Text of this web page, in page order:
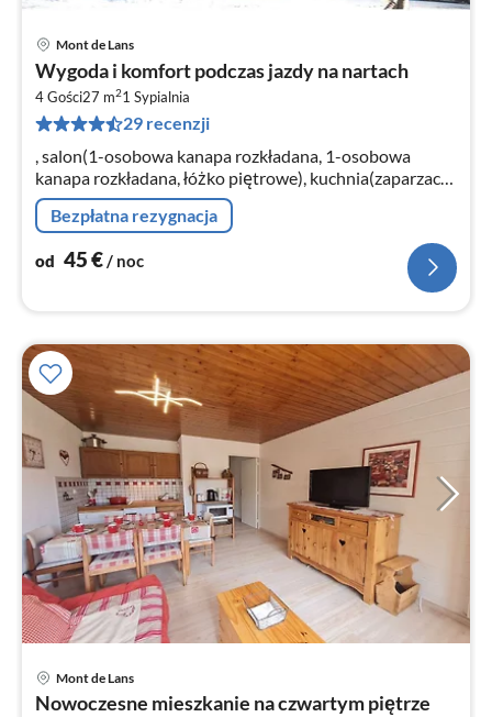
Mont de Lans
Wygoda i komfort podczas jazdy na nartach
4 Gości27 m21 Sypialnia
29 recenzji
, salon(1-osobowa kanapa rozkładana, 1-osobowa
kanapa rozkładana, łóżko piętrowe), kuchnia(zaparzacz
do kawy, kuchenka mikrofalowa, zmywarka do naczyń,
lodówka, )
Bezpłatna rezygnacja
od 45€/ noc
Mont de Lans
Nowoczesne mieszkanie na czwartym piętrze